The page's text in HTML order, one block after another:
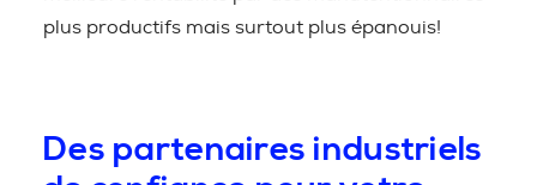
plus productifs mais surtout plus épanouis!
Des partenaires industriels